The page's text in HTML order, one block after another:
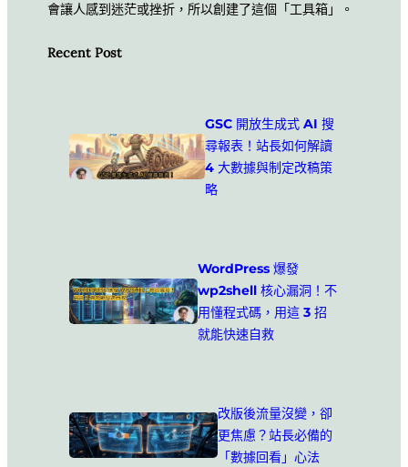
會讓人感到迷茫或挫折，所以創建了這個「工具箱」。
Recent Post
GSC 開放生成式 AI 搜
尋報表！站長如何解讀
4 大數據與制定改稿策
略
WordPress 爆發
wp2shell 核心漏洞！不
用懂程式碼，用這 3 招
就能快速自救
改版後流量沒變，卻
更焦慮？站長必備的
「數據回看」心法